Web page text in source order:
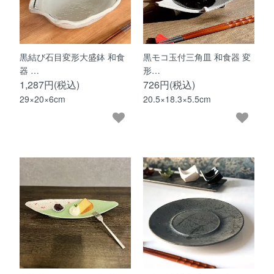
黒結び石目変形大盛鉢 和食
器 …
1,287円(税込)
29×20×6cm
黒モコ玉付三角皿 和食器 変
形…
726円(税込)
20.5×18.3×5.5cm